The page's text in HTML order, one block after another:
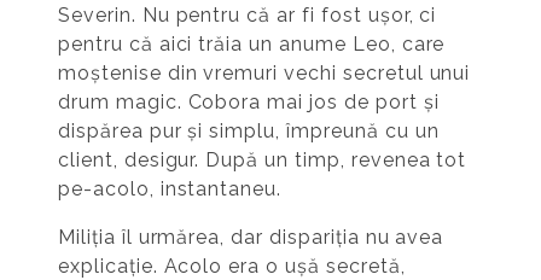
Severin. Nu pentru că ar fi fost ușor, ci
pentru că aici trăia un anume Leo, care
moștenise din vremuri vechi secretul unui
drum magic. Cobora mai jos de port și
dispărea pur și simplu, împreună cu un
client, desigur. După un timp, revenea tot
pe-acolo, instantaneu.
Miliția îl urmărea, dar dispariția nu avea
explicație. Acolo era o ușă secretă,